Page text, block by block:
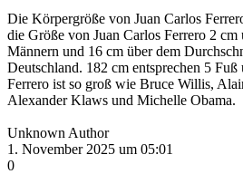
Die Körpergröße von Juan Carlos
die Größe von Juan Carlos Ferrero 2
Männern und 16 cm über dem
Deutschland. 182 cm entsprechen 5
Ferrero ist so groß wie Bruce Willis,
Alexander Klaws und Michelle Obama.
Unknown Author
1. November 2025 um 05:01
0